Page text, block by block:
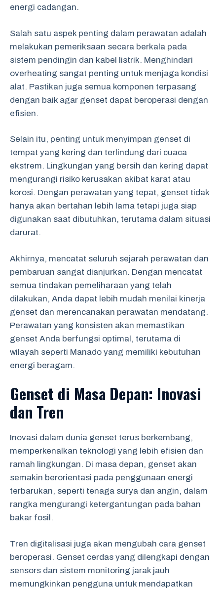
energi cadangan.
Salah satu aspek penting dalam perawatan adalah
melakukan pemeriksaan secara berkala pada
sistem pendingin dan kabel listrik. Menghindari
overheating sangat penting untuk menjaga kondisi
alat. Pastikan juga semua komponen terpasang
dengan baik agar genset dapat beroperasi dengan
efisien.
Selain itu, penting untuk menyimpan genset di
tempat yang kering dan terlindung dari cuaca
ekstrem. Lingkungan yang bersih dan kering dapat
mengurangi risiko kerusakan akibat karat atau
korosi. Dengan perawatan yang tepat, genset tidak
hanya akan bertahan lebih lama tetapi juga siap
digunakan saat dibutuhkan, terutama dalam situasi
darurat.
Akhirnya, mencatat seluruh sejarah perawatan dan
pembaruan sangat dianjurkan. Dengan mencatat
semua tindakan pemeliharaan yang telah
dilakukan, Anda dapat lebih mudah menilai kinerja
genset dan merencanakan perawatan mendatang.
Perawatan yang konsisten akan memastikan
genset Anda berfungsi optimal, terutama di
wilayah seperti Manado yang memiliki kebutuhan
energi beragam.
Genset di Masa Depan: Inovasi
dan Tren
Inovasi dalam dunia genset terus berkembang,
memperkenalkan teknologi yang lebih efisien dan
ramah lingkungan. Di masa depan, genset akan
semakin berorientasi pada penggunaan energi
terbarukan, seperti tenaga surya dan angin, dalam
rangka mengurangi ketergantungan pada bahan
bakar fosil.
Tren digitalisasi juga akan mengubah cara genset
beroperasi. Genset cerdas yang dilengkapi dengan
sensors dan sistem monitoring jarak jauh
memungkinkan pengguna untuk mendapatkan